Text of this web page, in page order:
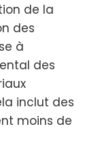
de la
des
à
des
inclut des
moins de